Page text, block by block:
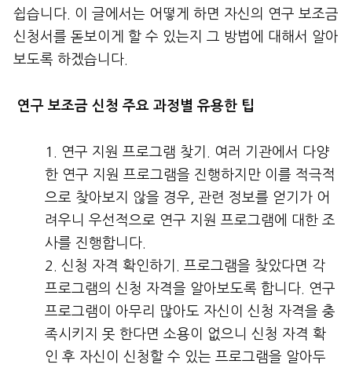
쉽습니다. 이 글에서는 어떻게 하면 자신의 연구 보조금
신청서를 돋보이게 할 수 있는지 그 방법에 대해서 알아
보도록 하겠습니다.
연구 보조금 신청 주요 과정별 유용한 팁
연구 지원 프로그램 찾기. 여러 기관에서 다양
한 연구 지원 프로그램을 진행하지만 이를 적극적
으로 찾아보지 않을 경우, 관련 정보를 얻기가 어
려우니 우선적으로 연구 지원 프로그램에 대한 조
사를 진행합니다.
신청 자격 확인하기. 프로그램을 찾았다면 각
프로그램의 신청 자격을 알아보도록 합니다. 연구
프로그램이 아무리 많아도 자신이 신청 자격을 충
족시키지 못 한다면 소용이 없으니 신청 자격 확
인 후 자신이 신청할 수 있는 프로그램을 알아두